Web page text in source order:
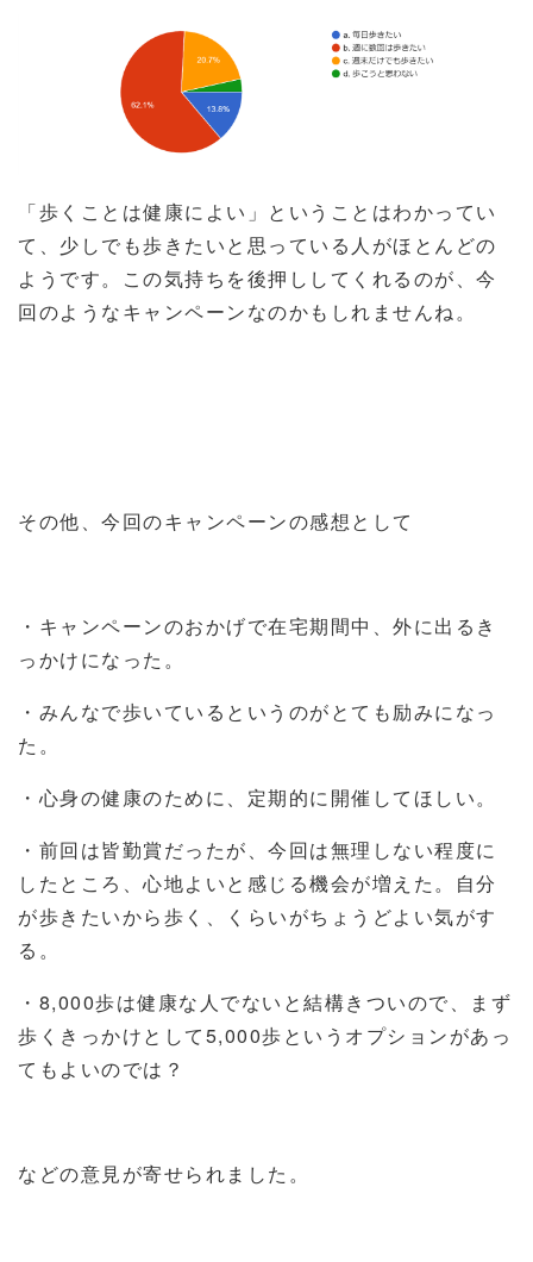
「歩くことは健康によい」ということはわかってい
て、少しでも歩きたいと思っている人がほとんどの
ようです。この気持ちを後押ししてくれるのが、今
回のようなキャンペーンなのかもしれませんね。
その他、今回のキャンペーンの感想として
・キャンペーンのおかげで在宅期間中、外に出るき
っかけになった。
・みんなで歩いているというのがとても励みになっ
た。
・心身の健康のために、定期的に開催してほしい。
・前回は皆勤賞だったが、今回は無理しない程度に
したところ、心地よいと感じる機会が増えた。自分
が歩きたいから歩く、くらいがちょうどよい気がす
る。
・ 8,000歩は健康な人でないと結構きついので、まず
歩くきっかけとして5,000歩というオプションがあっ
てもよいのでは？
などの意見が寄せられました。